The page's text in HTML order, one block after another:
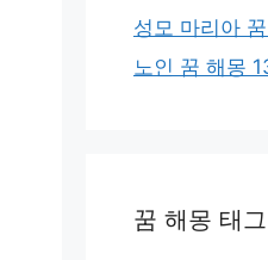
성모 마리아
노인 꿈 해몽
꿈 해몽 태그